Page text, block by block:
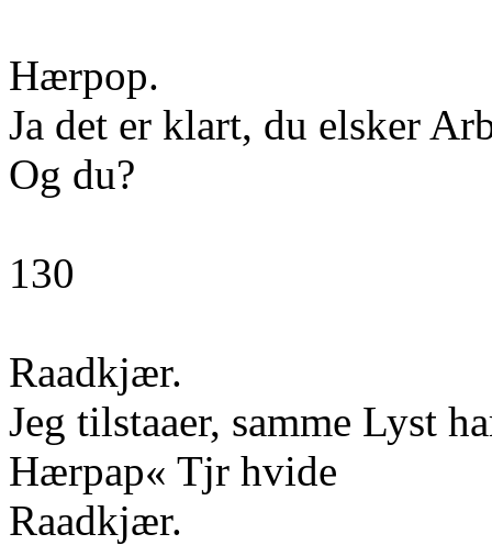
Hærpop.
Ja det er klart, du elsker
Og du?
130
Raadkjær.
Jeg tilstaaer, samme Lyst
Hærpap« Tjr hvide
Raadkjær.